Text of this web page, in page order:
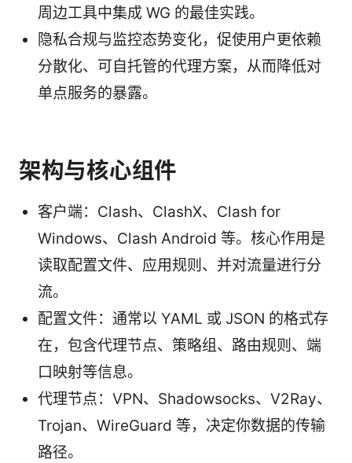
周边工具中集成 WG 的最佳实践。
隐私合规与监控态势变化，促使用户更依赖
分散化、可自托管的代理方案，从而降低对
单点服务的暴露。
架构与核心组件
客户端：Clash、ClashX、Clash for
Windows、Clash Android 等。核心作用是
读取配置文件、应用规则、并对流量进行分
流。
配置文件：通常以 YAML 或 JSON 的格式存
在，包含代理节点、策略组、路由规则、端
口映射等信息。
代理节点：VPN、Shadowsocks、V2Ray、
Trojan、WireGuard 等，决定你数据的传输
路径。